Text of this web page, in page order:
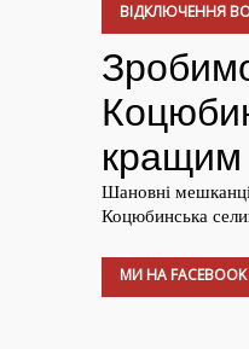
ВІДКЛЮЧЕННЯ
МИ НА FACEBOOK